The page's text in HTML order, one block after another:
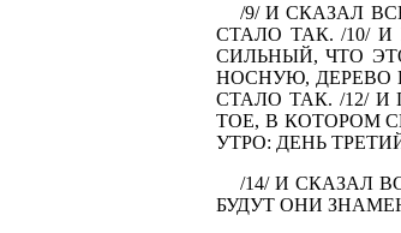
/9/ И СКАЗАЛ
СТАЛО ТАК. /10/
СИЛЬНЫЙ, ЧТО
НОСНУЮ, ДЕРЕВО
СТАЛО ТАК. /12/
ТОЕ, В КОТОРОМ
УТРО: ДЕНЬ
/14/ И СКАЗАЛ
БУДУТ ОНИ